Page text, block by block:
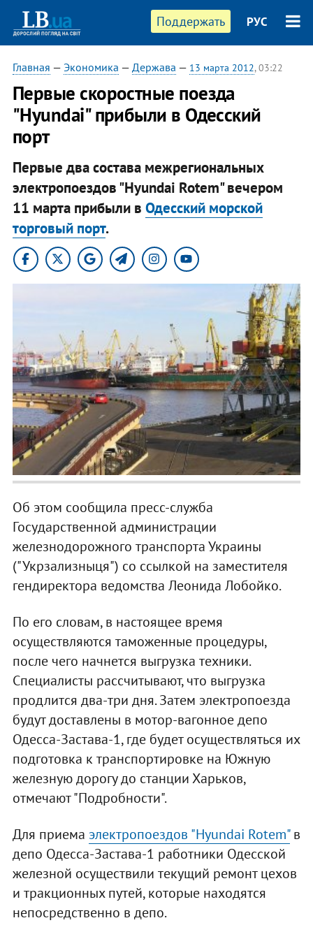
Поддержать РУС
Главная — Экономика — Держава — 13 марта 2012, 03:22
Первые скоростные поезда
"Hyundai" прибыли в Одесский
порт
Первые два состава межрегиональных
электропоездов "Hyundai Rotem" вечером
11 марта прибыли в Одесский морской
торговый порт.
Об этом сообщила пресс-служба
Государственной администрации
железнодорожного транспорта Украины
("Укрзализныця") со ссылкой на заместителя
гендиректора ведомства Леонида Лобойко.
По его словам, в настоящее время
осуществляются таможенные процедуры,
после чего начнется выгрузка техники.
Специалисты рассчитывают, что выгрузка
продлится два-три дня. Затем электропоезда
будут доставлены в мотор-вагонное депо
Одесса-Застава-1, где будет осуществляться их
подготовка к транспортировке на Южную
железную дорогу до станции Харьков,
отмечают "Подробности".
Для приема электропоездов "Hyundai Rotem"в
депо Одесса-Застава-1 работники Одесской
железной осуществили текущий ремонт цехов
и тракционных путей, которые находятся
непосредственно в депо.